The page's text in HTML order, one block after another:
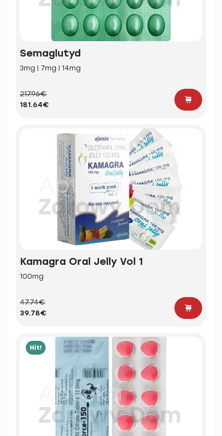
Semaglutyd
3mg | 7mg | 14mg
217.96€
181.64€
Kamagra Oral Jelly Vol 1
100mg
47.74€
39.78€
Hit!